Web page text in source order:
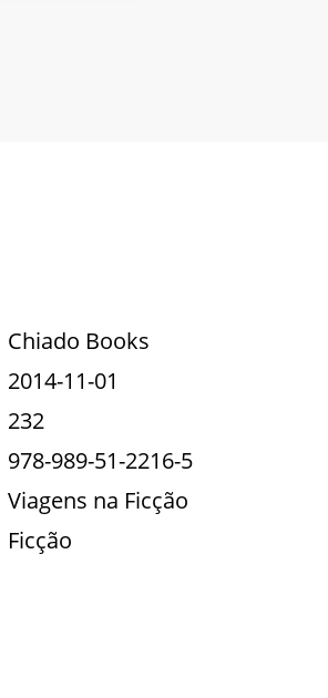
Chiado Books
2014-11-01
232
978-989-51-2216-5
Viagens na Ficção
Ficção